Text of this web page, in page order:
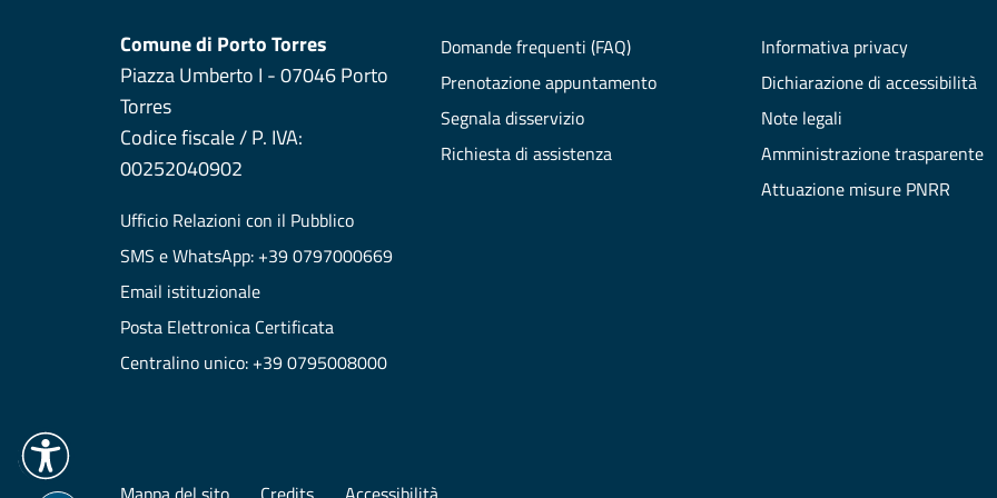
Comune di Porto Torres
Piazza Umberto I - 07046 Porto
Torres
Codice fiscale / P. IVA:
00252040902
Ufficio Relazioni con il Pubblico
SMS e WhatsApp: +39 0797000669
Email istituzionale
Posta Elettronica Certificata
Centralino unico: +39 0795008000
Domande frequenti (FAQ)
Prenotazione appuntamento
Segnala disservizio
Richiesta di assistenza
Informativa privacy
Dichiarazione di accessibilità
Note legali
Amministrazione trasparente
Attuazione misure PNRR